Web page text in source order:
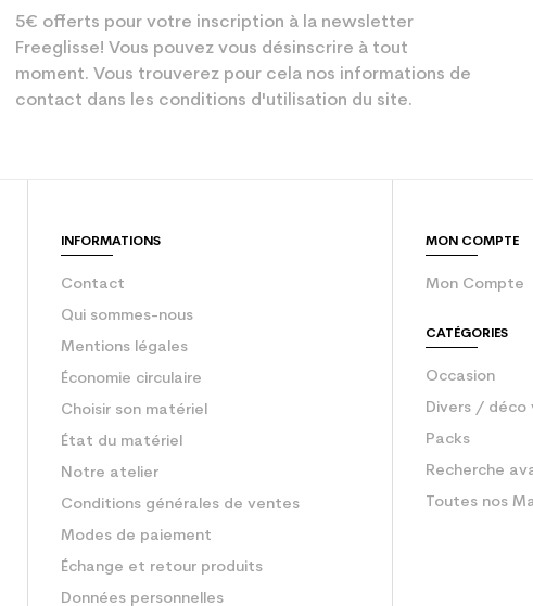
Utilisateur
Niveau
5€ offerts pour votre inscription à la newsletter
Freeglisse! Vous pouvez vous désinscrire à tout
moment. Vous trouverez pour cela nos informations de
contact dans les conditions d'utilisation du site.
INFORMATIONS
Contact
Qui sommes-nous
Mentions légales
Économie circulaire
Choisir son matériel
État du matériel
Notre atelier
Conditions générales de ventes
Modes de paiement
Échange et retour produits
Données personnelles
MON COMPTE
Mon Compte
CATÉGORIES
Occasion
Divers / déco
Packs
Recherche
Toutes nos